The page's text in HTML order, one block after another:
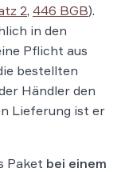
2, 446 BGB).
in den
Pflicht aus
bestellten
Händler den
Lieferung ist er
Paket bei einem